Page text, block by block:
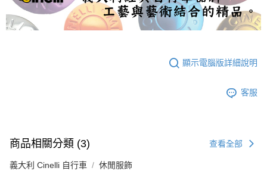
顯示電腦版詳細說明
客服
商品相關分類 (3) 查看全部
義大利 Cinelli 自行車 休閒服飾